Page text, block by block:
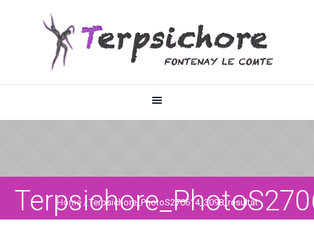
Home /Terpsichore_PhotoS270614_3098_resultat